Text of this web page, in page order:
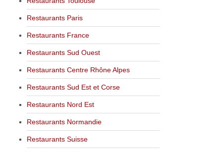
Restaurants Paris
Restaurants France
Restaurants Sud Ouest
Restaurants Centre Rhône Alpes
Restaurants Sud Est et Corse
Restaurants Nord Est
Restaurants Normandie
Restaurants Suisse